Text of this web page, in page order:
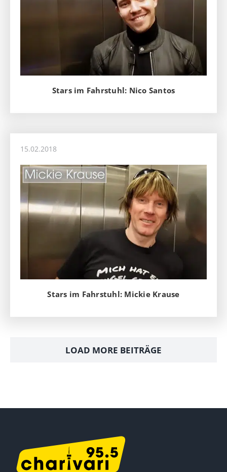
Stars im Fahrstuhl: Nico Santos
15.02.2018
Stars im Fahrstuhl: Mickie Krause
LOAD MORE BEITRÄGE